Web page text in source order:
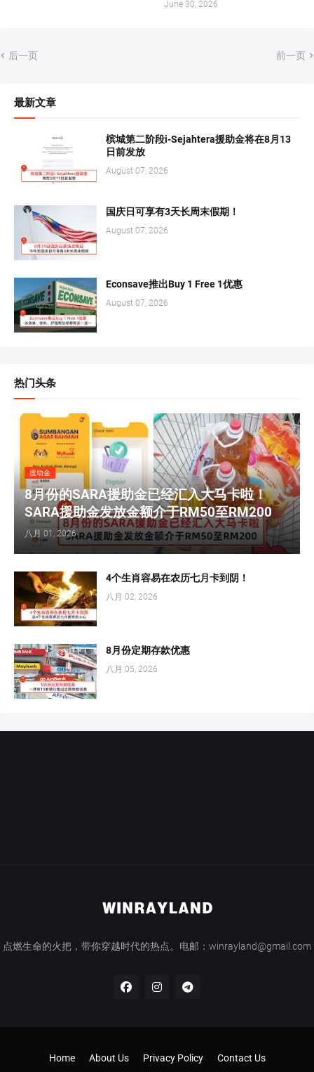
June 30, 2026
后一页 前一页
最新文章
槟城第二阶段i-Sejahtera援助金将在8月13
日前发放
August 07, 2026
国庆日可享有3天长周末假期！
August 07, 2026
Econsave推出Buy 1 Free 1优惠
August 07, 2026
热门头条
援助金
8月份的SARA援助金已经汇入大马卡啦！
SARA援助金发放金额介于RM50至RM200
八月 01, 2026
4个生肖容易在农历七月卡到阴！
八月 02, 2026
8月份定期存款优惠
八月 05, 2026
点燃生命的火把，带你穿越时代的热点。电邮：winrayland@gmail.com
Home About Us Privacy Policy Contact Us